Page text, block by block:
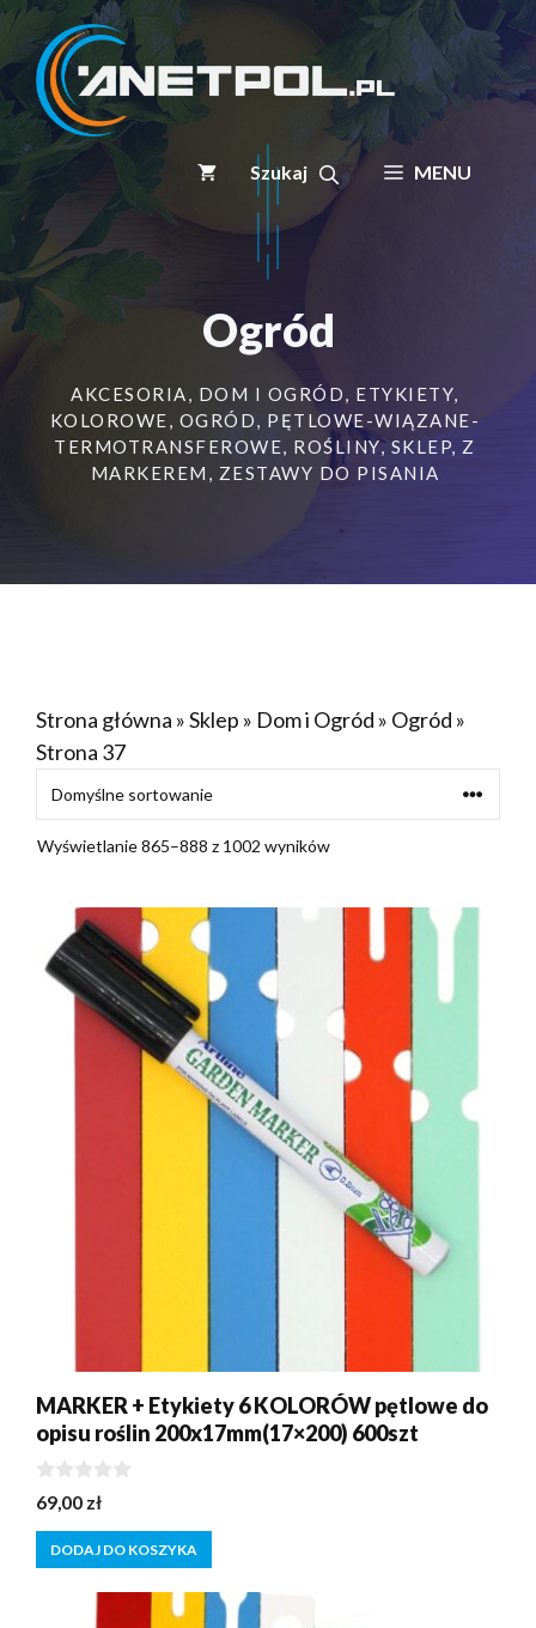
Przejdź
treści
MENU
Ogród
AKCESORIA, DOM I OGRÓD, ETYKIETY,
KOLOROWE, OGRÓD, PĘTLOWE-WIĄZANE-
TERMOTRANSFEROWE, ROŚLINY, SKLEP, Z
MARKEREM , ZESTAWY DO PISANIA
Strona główna »Sklep » Dom i Ogród » Ogród »
Strona 37
Wyświetlanie 865–888 z 1002 wyników
MARKER + Etykiety 6 KOLORÓW pętlowe do
opisu roślin 200x17mm(17×200) 600szt
0
z
5
69,00 zł
DODAJ DO KOSZYKA